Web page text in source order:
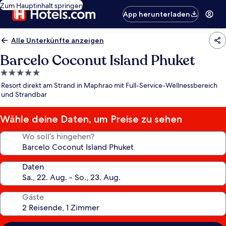
Zum Hauptinhalt springen
App herunterladen
Alle Unterkünfte anzeigen
Barcelo Coconut Island Phuket
5.0-
Sterne-
Unterkunft
Resort direkt am Strand in Maphrao mit Full-Service-Wellnessbereich
und Strandbar
Wähle deine Daten, um Preise zu sehen
Wo soll’s hingehen?
Daten
Gäste